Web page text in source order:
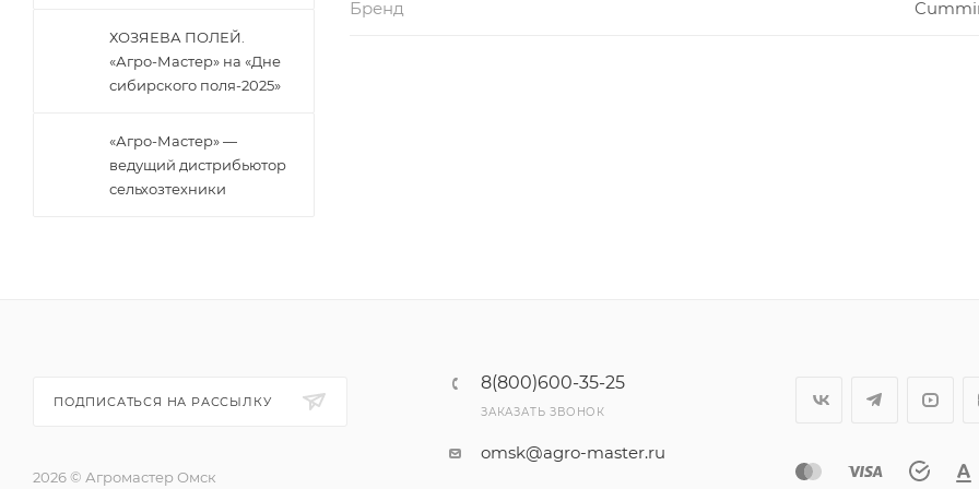
Бренд
ХОЗЯЕВА ПОЛЕЙ.
«Агро-Мастер» на «Дне
сибирского поля-2025»
«Агро-Мастер» —
ведущий дистрибьютор
сельхозтехники
ПОДПИСАТЬСЯ НА РАССЫЛКУ
2026 © Агромастер Омск
8(800)600-35-25
ЗАКАЗАТЬ ЗВОНОК
omsk@agro-master.ru